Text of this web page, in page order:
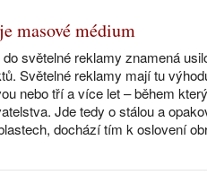
masové médium
světelné reklamy znamená
Světelné reklamy mají tu
nebo tří a více let – během
Jde tedy o stálou a
dochází tím k oslovení